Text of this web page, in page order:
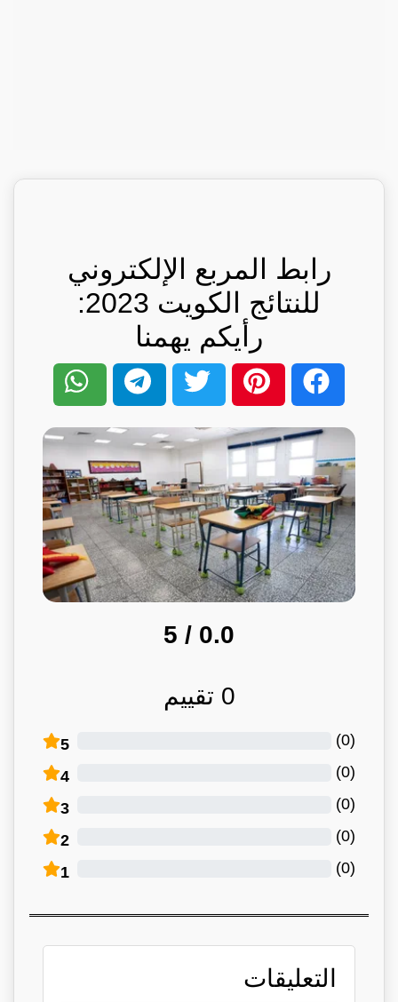
رابط المربع الإلكتروني
للنتائج الكويت 2023:
رأيكم يهمنا
0.0
/ 5
0 تقييم
5 (
0
)
4 (
0
)
3 (
0
)
2 (
0
)
1 (
0
)
التعليقات